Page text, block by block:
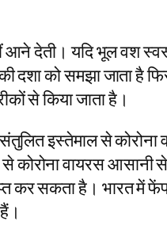
आने देती। यदि भूल वश
दशा को समझा जाता है
से किया जाता है।
इस्तेमाल से कोरोना
कोरोना वायरस
कर सकता है। भारत में